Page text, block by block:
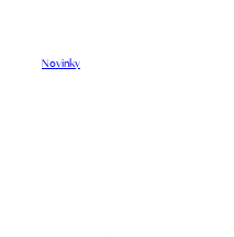
Novinky